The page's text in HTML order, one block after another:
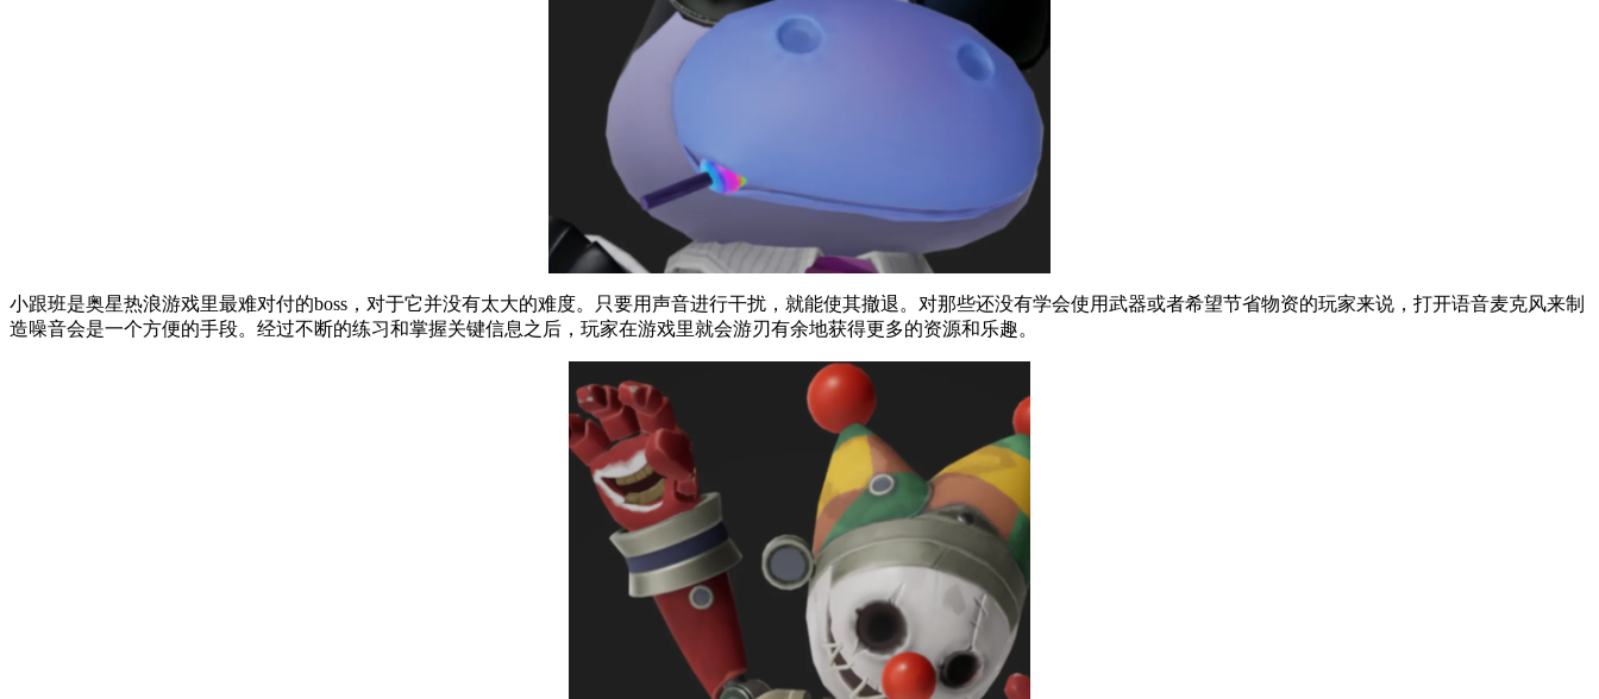
小跟班是奥星热浪游戏里最难对付的boss，对于它并没有太大的难度。只要用声音进行干扰，就能使其撤退。对那些还没有学会使用武器或者希望节省物资的玩家来说，打开语音麦克风来制
造噪音会是一个方便的手段。经过不断的练习和掌握关键信息之后，玩家在游戏里就会游刃有余地获得更多的资源和乐趣。